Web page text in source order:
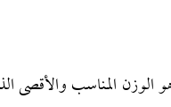
الوزن المناسب